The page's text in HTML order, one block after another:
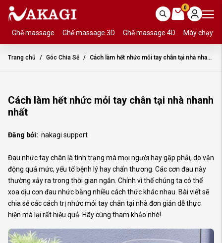
Ghế massage Ghế massage 3D Ghế massage 4D Máy chạy bộ
0
Trang chủ Góc Chia Sẻ Cách làm hết nhức mỏi tay chân tại nhà nhanh nhất
Cách làm hết nhức mỏi tay chân tại nhà nhanh
nhất
Đăng bởi: nakagi support
Đau nhức tay chân là tình trạng mà mọi người hay gặp phải, do vận
động quá mức, yếu tố bệnh lý hay chấn thương. Các cơn đau này
thường xảy ra trong thời gian ngắn. Chính vì thế chúng ta có thể
xoa dịu cơn đau nhức bằng nhiều cách thức khác nhau. Bài viết sẽ
chia sẻ các cách trị nhức mỏi tay chân tại nhà đơn giản dễ thực
hiện mà lại rất hiệu quả. Hãy cùng tham khảo nhé!